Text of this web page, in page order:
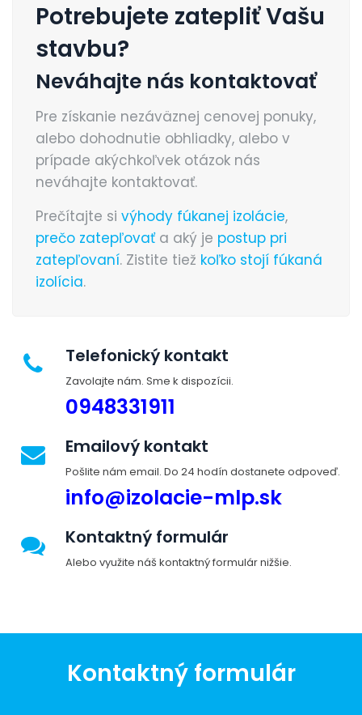
Potrebujete zatepliť Vašu
stavbu?
Neváhajte nás kontaktovať
Pre získanie nezáväznej cenovej ponuky,
alebo dohodnutie obhliadky, alebo v
prípade akýchkoľvek otázok nás
neváhajte kontaktovať.
Prečítajte si výhody fúkanej izolácie,
prečo zatepľovaťa aký je postup pri
zatepľovaní. Zistite tiež koľko stojí fúkaná
izolícia.
Telefonický kontakt
Zavolajte nám. Sme k dispozícii.
0948331911
Emailový kontakt
Pošlite nám email. Do 24 hodín dostanete odpoveď.
info@izolacie-mlp.sk
Kontaktný formulár
Alebo využite náš kontaktný formulár nižšie.
Kontaktný formulár